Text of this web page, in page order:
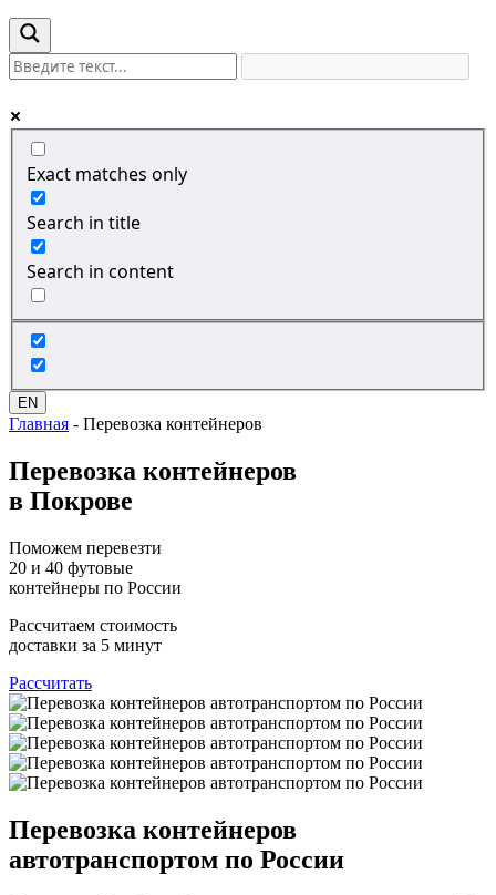
Exact matches only
Search in title
Search in content
EN
Главная - Перевозка контейнеров
Перевозка контейнеров
в Покрове
Поможем перевезти
20 и 40 футовые
контейнеры по России
Рассчитаем стоимость
доставки за 5 минут
Рассчитать
Перевозка контейнеров
автотранспортом по России